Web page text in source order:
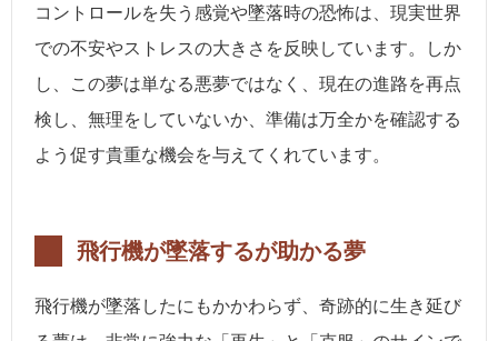
コントロールを失う感覚や墜落時の恐怖は、現実世界
での不安やストレスの大きさを反映しています。しか
し、この夢は単なる悪夢ではなく、現在の進路を再点
検し、無理をしていないか、準備は万全かを確認する
よう促す貴重な機会を与えてくれています。
飛行機が墜落するが助かる夢
飛行機が墜落したにもかかわらず、奇跡的に生き延び